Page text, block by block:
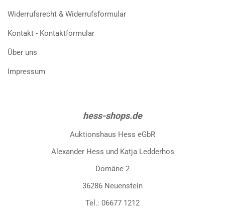
Widerrufsrecht & Widerrufsformular
Kontakt - Kontaktformular
Über uns
Impressum
hess-shops.de
Auktionshaus Hess eGbR
Alexander Hess und Katja Ledderhos
Domäne 2
36286 Neuenstein
Tel.: 06677 1212